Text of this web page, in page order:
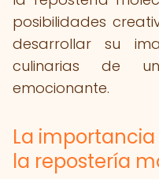
posibilidades
desarrollar su
culinarias de
emocionante.
La
la repostería